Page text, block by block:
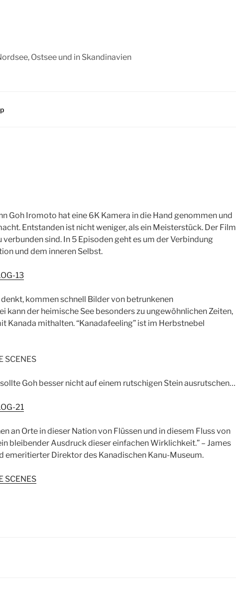
Ostsee und in Skandinavien
Goh Iromoto hat eine 6K Kamera in die Hand genommen und
Entstanden ist nicht weniger, als ein Meisterstück. Der Film
sind. In 5 Episoden geht es um der Verbindung
und dem inneren Selbst.
kommen schnell Bilder von betrunkenen
kann der heimische See besonders zu ungewöhnlichen Zeiten,
Kanada mithalten. “Kanadafeeling” ist im Herbstnebel
Goh besser nicht auf einem rutschigen Stein ausrutschen…
an Orte in dieser Nation von Flüssen und in diesem Fluss von
bleibender Ausdruck dieser einfachen Wirklichkeit.” – James
emeritierter Direktor des Kanadischen Kanu-Museum.